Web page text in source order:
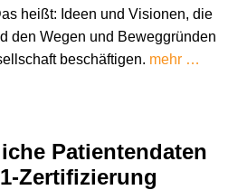
heißt: Ideen und Visionen, die
den Wegen und Beweggründen
beschäftigen. mehr …
Patientendaten
Zertifizierung